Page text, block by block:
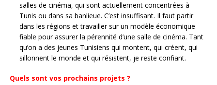
salles de cinéma, qui sont actuellement concentrées à
Tunis ou dans sa banlieue. C’est insuffisant. Il faut partir
dans les régions et travailler sur un modèle économique
fiable pour assurer la pérennité d’une salle de cinéma. Tant
qu’on a des jeunes Tunisiens qui montent, qui créent, qui
sillonnent le monde et qui résistent, je reste confiant.
Quels sont vos prochains projets ?